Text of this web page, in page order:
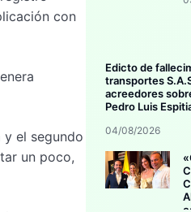
con
el segundo
un poco,
Edicto de
transportes
acreedores
Pedro Luis
04/08/2026